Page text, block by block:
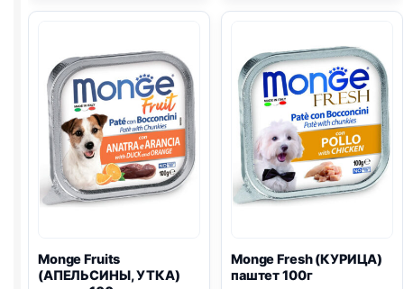
100г
Monge Fruits
(АПЕЛЬСИНЫ, УТКА)
Monge Fresh (КУРИЦА)
паштет 100г